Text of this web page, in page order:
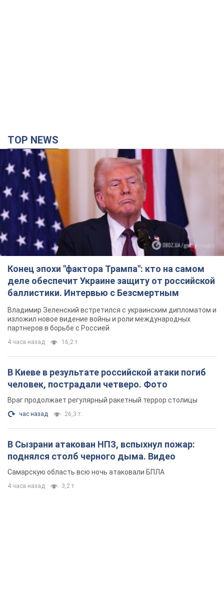
TOP NEWS
Конец эпохи "фактора Трампа": кто на самом
деле обеспечит Украине защиту от российской
баллистики. Интервью с Безсмертным
Владимир Зеленский встретился с украинским дипломатом и
изложил новое видение войны и роли международных
партнеров в борьбе с Россией
4 часа назад 16,2 т.
В Киеве в результате российской атаки погиб
человек, пострадали четверо. Фото
Враг продолжает регулярный ракетный террор столицы
час назад 26,3 т.
В Сызрани атакован НПЗ, вспыхнул пожар:
поднялся столб черного дыма. Видео
Самарскую область всю ночь атаковали БПЛА
4 часа назад 3,2 т.